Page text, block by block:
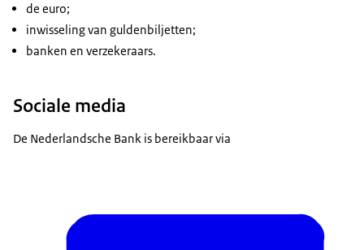
de euro;
inwisseling van guldenbiljetten;
banken en verzekeraars.
Sociale media
De Nederlandsche Bank is bereikbaar via